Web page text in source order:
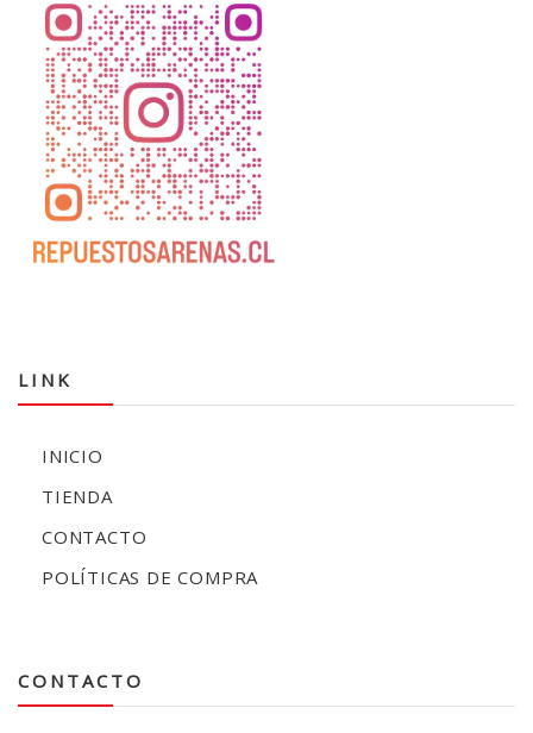
LINK
INICIO
TIENDA
CONTACTO
POLÍTICAS DE COMPRA
CONTACTO